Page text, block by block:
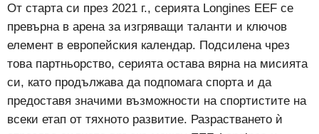
От старта си през 2021 г., серията Longines EEF се
превърна в арена за изгряващи таланти и ключов
елемент в европейския календар. Подсилена чрез
това партньорство, серията остава вярна на мисията
си, като продължава да подпомага спорта и да
предоставя значими възможности на спортистите на
всеки етап от тяхното развитие. Разрастването ѝ